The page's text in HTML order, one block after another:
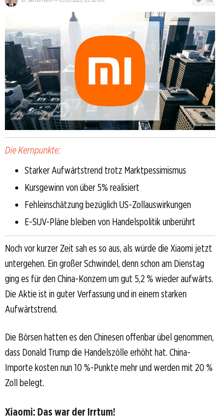
Die Kernpunkte:
Starker Aufwärtstrend trotz Marktpessimismus
Kursgewinn von über 5% realisiert
Fehleinschätzung bezüglich US-Zollauswirkungen
E-SUV-Pläne bleiben von Handelspolitik unberührt
Noch vor kurzer Zeit sah es so aus, als würde die Xiaomi jetzt
untergehen. Ein großer Schwindel, denn schon am Dienstag
ging es für den China-Konzern um gut 5,2 % wieder aufwärts.
Die Aktie ist in guter Verfassung und in einem starken
Aufwärtstrend.
Die Börsen hatten es den Chinesen offenbar übel genommen,
dass Donald Trump die Handelszölle erhöht hat. China-
Importe kosten nun 10 %-Punkte mehr und werden mit 20 %
Zoll belegt.
Xiaomi: Das war der Irrtum!